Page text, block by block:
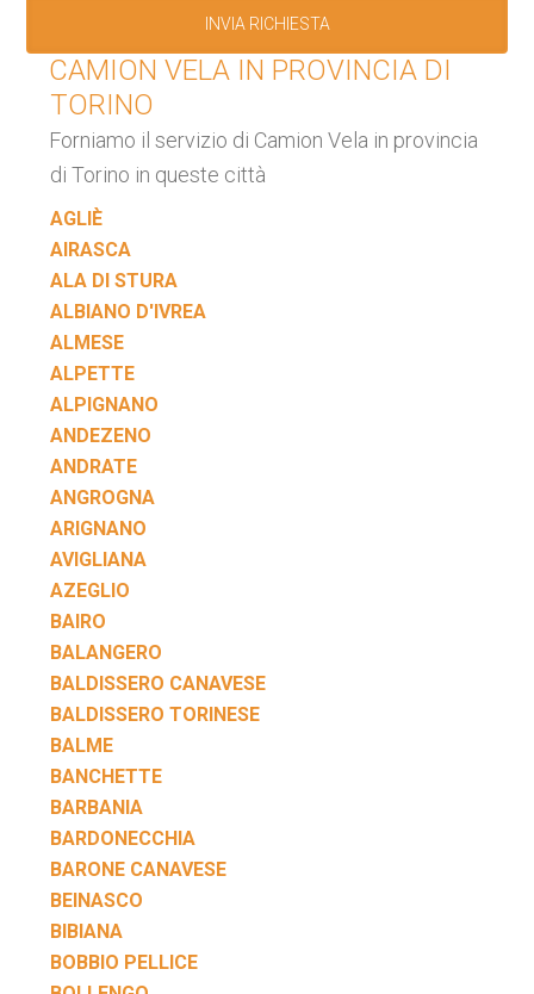
CAMION VELA IN PROVINCIA DI
TORINO
Forniamo il servizio di Camion Vela in provincia
di Torino in queste città
AGLIÈ
AIRASCA
ALA DI STURA
ALBIANO D'IVREA
ALMESE
ALPETTE
ALPIGNANO
ANDEZENO
ANDRATE
ANGROGNA
ARIGNANO
AVIGLIANA
AZEGLIO
BAIRO
BALANGERO
BALDISSERO CANAVESE
BALDISSERO TORINESE
BALME
BANCHETTE
BARBANIA
BARDONECCHIA
BARONE CANAVESE
BEINASCO
BIBIANA
BOBBIO PELLICE